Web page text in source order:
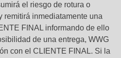
el riesgo de rotura o
remitirá inmediatamente una
FINAL informando de ello
de una entrega, WWG
con el CLIENTE FINAL. Si la